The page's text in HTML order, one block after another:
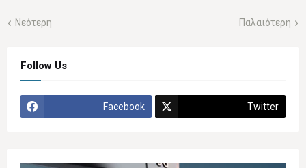
Νεότερη Παλαιότερη
Follow Us
Facebook Twitter